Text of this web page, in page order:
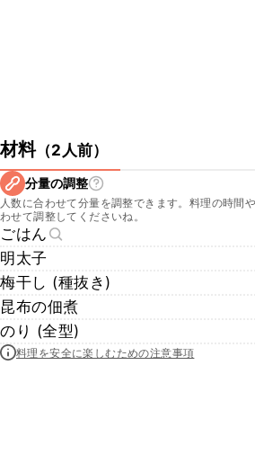
材料（2人前）
分量の調整
人数に合わせて分量を調整できます。料理の時間
わせて調整してくださいね。
ごはん
明太子
梅干し (種抜き)
昆布の佃煮
のり (全型)
料理を安全に楽しむための注意事項